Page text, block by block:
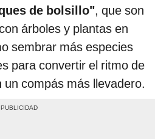
de bolsillo", que son
árboles y plantas en
sembrar más especies
para convertir el ritmo de
un compás más llevadero.